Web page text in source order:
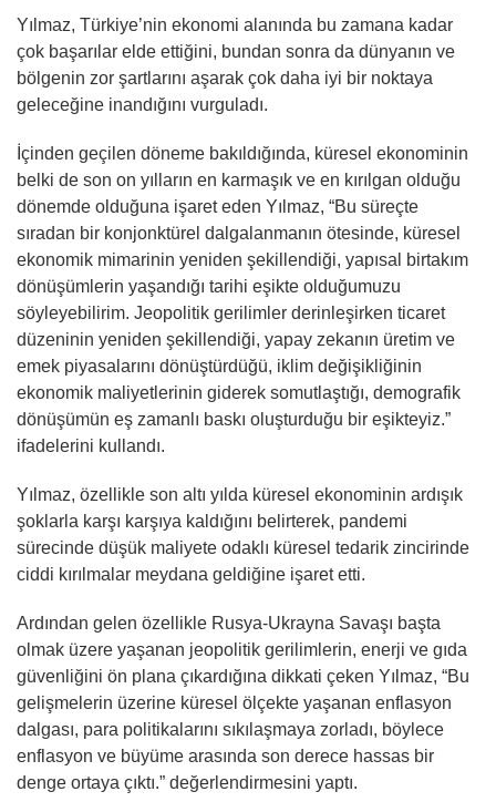
Yılmaz, Türkiye’nin ekonomi alanında bu zamana kadar
çok başarılar elde ettiğini, bundan sonra da dünyanın ve
bölgenin zor şartlarını aşarak çok daha iyi bir noktaya
geleceğine inandığını vurguladı.
İçinden geçilen döneme bakıldığında, küresel ekonominin
belki de son on yılların en karmaşık ve en kırılgan olduğu
dönemde olduğuna işaret eden Yılmaz, “Bu süreçte
sıradan bir konjonktürel dalgalanmanın ötesinde, küresel
ekonomik mimarinin yeniden şekillendiği, yapısal birtakım
dönüşümlerin yaşandığı tarihi eşikte olduğumuzu
söyleyebilirim. Jeopolitik gerilimler derinleşirken ticaret
düzeninin yeniden şekillendiği, yapay zekanın üretim ve
emek piyasalarını dönüştürdüğü, iklim değişikliğinin
ekonomik maliyetlerinin giderek somutlaştığı, demografik
dönüşümün eş zamanlı baskı oluşturduğu bir eşikteyiz.”
ifadelerini kullandı.
Yılmaz, özellikle son altı yılda küresel ekonominin ardışık
şoklarla karşı karşıya kaldığını belirterek, pandemi
sürecinde düşük maliyete odaklı küresel tedarik zincirinde
ciddi kırılmalar meydana geldiğine işaret etti.
Ardından gelen özellikle Rusya-Ukrayna Savaşı başta
olmak üzere yaşanan jeopolitik gerilimlerin, enerji ve gıda
güvenliğini ön plana çıkardığına dikkati çeken Yılmaz, “Bu
gelişmelerin üzerine küresel ölçekte yaşanan enflasyon
dalgası, para politikalarını sıkılaşmaya zorladı, böylece
enflasyon ve büyüme arasında son derece hassas bir
denge ortaya çıktı.” değerlendirmesini yaptı.